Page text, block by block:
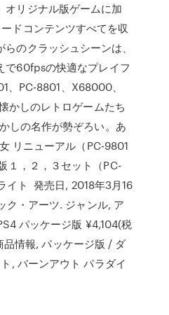
オリジナル版ゲームに加
ドコンテンツすべてを収
のクラッシュシーンは、
で60fpsの快適なプレイフ
、PC-8801、X68000、
かしのレトロゲームたち
しの名作が勢ぞろい。あ
リニューアル（PC-9801
１，２，３セット（PC-
イト 発売日, 2018年3月16
ク・アーツ. ジャンル, ア
パッケージ版 ¥4,104(税
情報, パッケージ版 / ダ
, バーンアウト パラダイ